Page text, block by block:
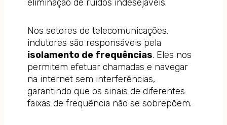
eliminação de ruídos indesejáveis.
Nos setores de telecomunicações,
indutores são responsáveis pela
isolamento de frequências. Eles nos
permitem efetuar chamadas e navegar
na internet sem interferências,
garantindo que os sinais de diferentes
faixas de frequência não se sobrepõem.